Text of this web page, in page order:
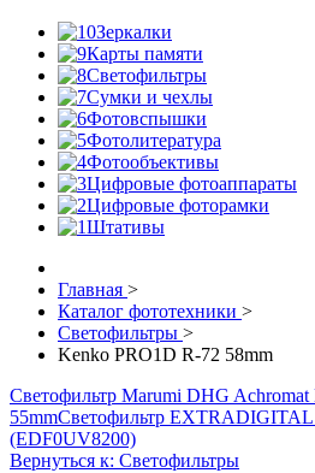
Зеркалки
Карты памяти
Светофильтры
Сумки и чехлы
Фотовспышки
Фотолитература
Фотообъективы
Цифровые фотоаппараты
Цифровые фоторамки
Штативы
Главная >
Каталог фототехники >
Светофильтры >
Kenko PRO1D R-72 58mm
Светофильтр Marumi DHG Achromat
55mmСветофильтр
(EDF0UV8200)
Вернуться к: Светофильтры